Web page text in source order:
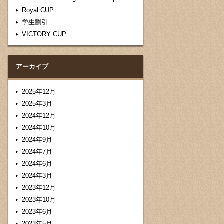
Royal CUP
学生割引
VICTORY CUP
アーカイブ
2025年12月
2025年3月
2024年12月
2024年10月
2024年9月
2024年7月
2024年6月
2024年3月
2023年12月
2023年10月
2023年6月